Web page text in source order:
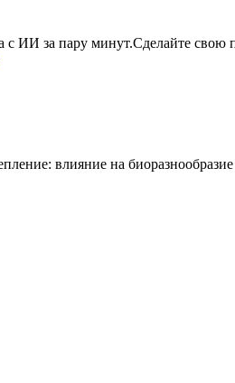
с ИИ за пару минут.Сделайте свою
влияние на